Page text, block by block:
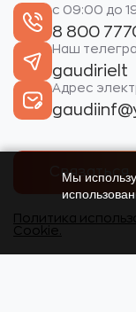
с 09:00 до
8 800
Наш
gaudirielt
Адрес
Связаться
Политика
Cookie.
Мы